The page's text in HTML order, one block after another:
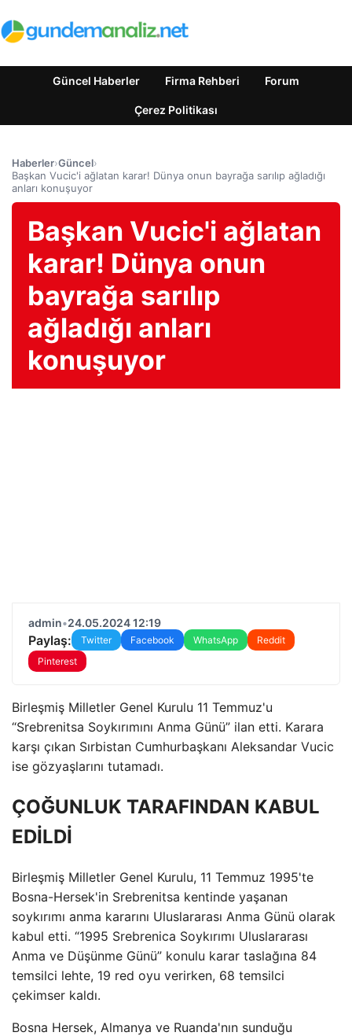
Güncel Haberler Firma Rehberi Forum
Çerez Politikası
Haberler›Güncel›
Başkan Vucic'i ağlatan karar! Dünya onun bayrağa sarılıp ağladığı
anları konuşuyor
Başkan Vucic'i ağlatan
karar! Dünya onun
bayrağa sarılıp
ağladığı anları
konuşuyor
admin•24.05.2024 12:19
Paylaş: Twitter Facebook WhatsApp
Reddit
Pinterest
Birleşmiş Milletler Genel Kurulu 11 Temmuz'u
“Srebrenitsa Soykırımını Anma Günü” ilan etti. Karara
karşı çıkan Sırbistan Cumhurbaşkanı Aleksandar Vucic
ise gözyaşlarını tutamadı.
ÇOĞUNLUK TARAFINDAN KABUL
EDİLDİ
Birleşmiş Milletler Genel Kurulu, 11 Temmuz 1995'te
Bosna-Hersek'in Srebrenitsa kentinde yaşanan
soykırımı anma kararını Uluslararası Anma Günü olarak
kabul etti. “1995 Srebrenica Soykırımı Uluslararası
Anma ve Düşünme Günü” konulu karar taslağına 84
temsilci lehte, 19 red oyu verirken, 68 temsilci
çekimser kaldı.
Bosna Hersek, Almanya ve Ruanda'nın sunduğu